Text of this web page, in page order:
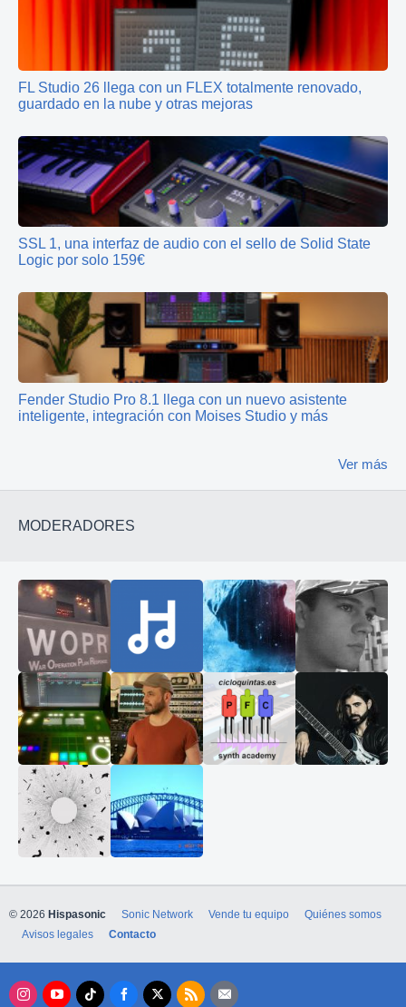
FL Studio 26 llega con un FLEX totalmente renovado,
guardado en la nube y otras mejoras
SSL 1, una interfaz de audio con el sello de Solid State
Logic por solo 159€
Fender Studio Pro 8.1 llega con un nuevo asistente
inteligente, integración con Moises Studio y más
Ver más
MODERADORES
© 2026 Hispasonic Sonic Network Vende tu equipo
Quiénes somos
Avisos legales
Contacto